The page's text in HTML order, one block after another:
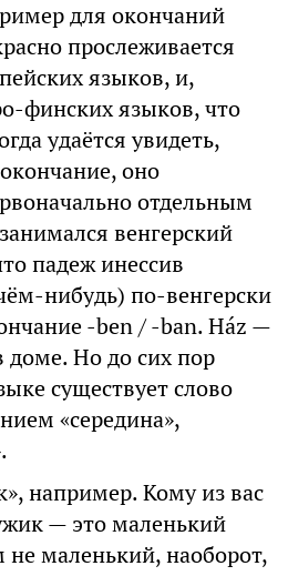
для окончаний
прослеживается
языков, и,
финских языков, что
удаётся увидеть,
оно
отдельным
венгерский
падеж инессив
нибудь) по-венгерски
-ben / -ban. Ház —
Но до сих пор
существует слово
«середина»,
например. Кому из вас
— это маленький
маленький, наоборот,